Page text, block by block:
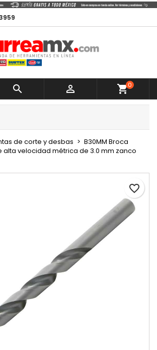
  shopping_cart0
de corte y desbas
B30MM Broca
velocidad métrica de 3.0 mm zanco
favorite_border
regalos
lista
de deseos
lista de deseos
Cancelar
para guardar productos en su
Cancelar
Iniciar sesión